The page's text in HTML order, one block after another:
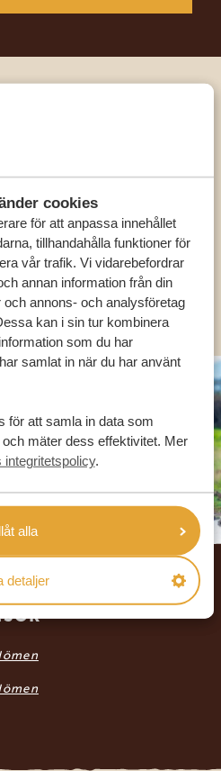
cookies
för att anpassa innehållet
tillhandahålla funktioner för
vår trafik. Vi vidarebefordrar
annan information från din
annons- och analysföretag
kan i sin tur kombinera
som du har
samlat in när du har använt
för att samla in data som
mäter dess effektivitet. Mer
integritetspolicy.
alla
detaljer
DIG
174 788 101
LÄNDER